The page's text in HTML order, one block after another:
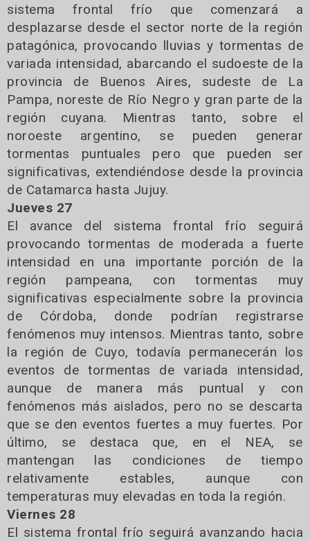
sistema frontal frío que comenzará a
desplazarse desde el sector norte de la región
patagónica, provocando lluvias y tormentas de
variada intensidad, abarcando el sudoeste de la
provincia de Buenos Aires, sudeste de La
Pampa, noreste de Río Negro y gran parte de la
región cuyana. Mientras tanto, sobre el
noroeste argentino, se pueden generar
tormentas puntuales pero que pueden ser
significativas, extendiéndose desde la provincia
de Catamarca hasta Jujuy.
Jueves 27
El avance del sistema frontal frío seguirá
provocando tormentas de moderada a fuerte
intensidad en una importante porción de la
región pampeana, con tormentas muy
significativas especialmente sobre la provincia
de Córdoba, donde podrían registrarse
fenómenos muy intensos. Mientras tanto, sobre
la región de Cuyo, todavía permanecerán los
eventos de tormentas de variada intensidad,
aunque de manera más puntual y con
fenómenos más aislados, pero no se descarta
que se den eventos fuertes a muy fuertes. Por
último, se destaca que, en el NEA, se
mantengan las condiciones de tiempo
relativamente estables, aunque con
temperaturas muy elevadas en toda la región.
Viernes 28
El sistema frontal frío seguirá avanzando hacia